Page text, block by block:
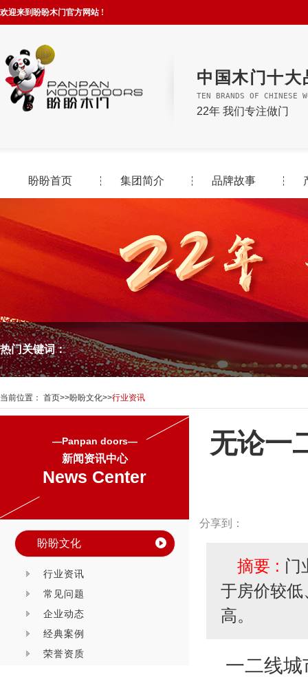
欢迎来到盼盼木门官方网站 !
中国木门十大
TEN BRANDS OF CHINESE
22年 我们专注做门
盼盼首页 集团简介 品牌故事
热门关键词：
当前位置： 首页>>盼盼文化>>行业资讯
—Panpan doors—
新闻资讯中心
News Center
盼盼文化
行业资讯
常见问题
企业动态
经典案例
荣誉资质
无论一
分享到：
摘要 : 门
于房价较
高。
一二线